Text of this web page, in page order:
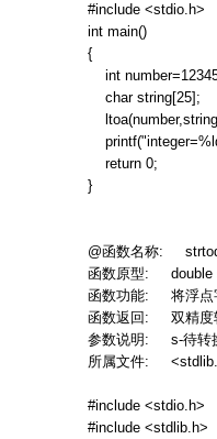
#include <stdio.h>
int main()
{
int
char string[25];
return 0;
}
@函数名称:
函数原型: double
函数功能: 将浮点
函数返回: 双精度
参数说明: s-待转
所属文件:
#include <stdio.h>
#include <stdlib.h>